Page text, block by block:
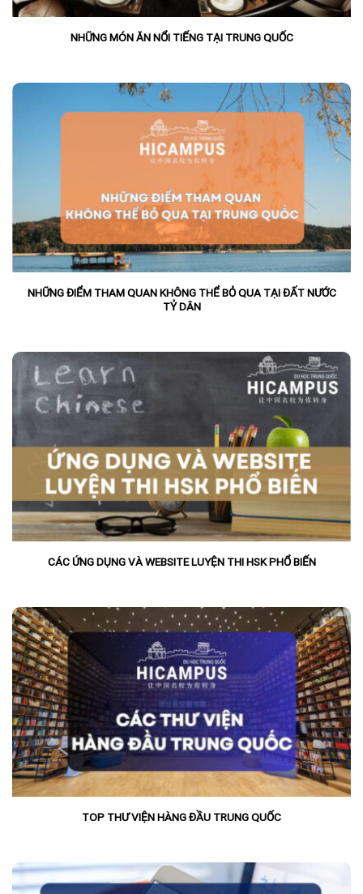
NHỮNG MÓN ĂN NỔI TIẾNG TẠI TRUNG QUỐC
NHỮNG ĐIỂM THAM QUAN KHÔNG THỂ BỎ QUA TẠI ĐẤT NƯỚC
TỶ DÂN
CÁC ỨNG DỤNG VÀ WEBSITE LUYỆN THI HSK PHỔ BIẾN
TOP THƯ VIỆN HÀNG ĐẦU TRUNG QUỐC